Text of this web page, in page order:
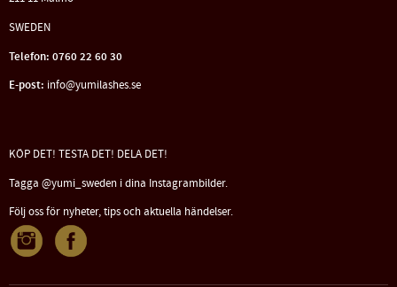
SWEDEN
Telefon: 0760 22 60 30
E-post: info@yumilashes.se
KÖP DET! TESTA DET! DELA DET!
Tagga @yumi_sweden i dina Instagrambilder.
Följ oss för nyheter, tips och aktuella händelser.